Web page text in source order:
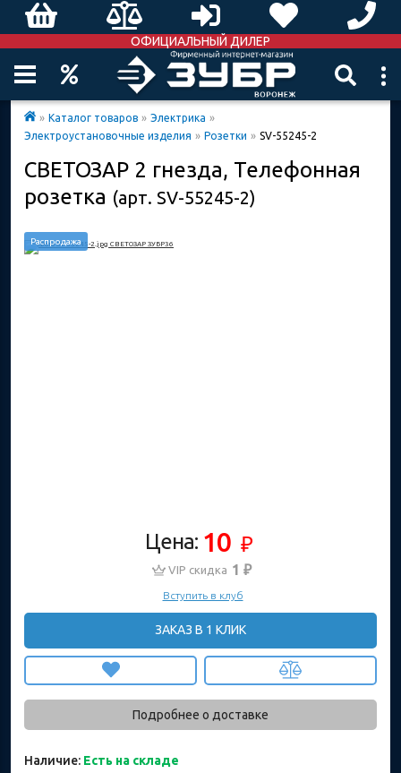
ОФИЦИАЛЬНЫЙ ДИЛЕР
» Каталог товаров » Электрика »
Электроустановочные изделия » Розетки » SV-55245-2
СВЕТОЗАР 2 гнезда, Телефонная
розетка (арт. SV-55245-2)
Распродажа
Цена: 10 ₽
VIP скидка 1 ₽
Вступить в клуб
ЗАКАЗ В 1 КЛИК
Подробнее о доставке
Наличие: Есть на складе